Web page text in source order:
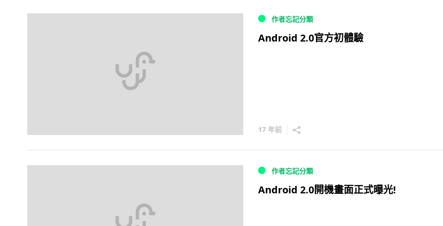
作者忘記分類
Android 2.0官方初體驗
17 年前
作者忘記分類
Android 2.0開機畫面正式曝光!